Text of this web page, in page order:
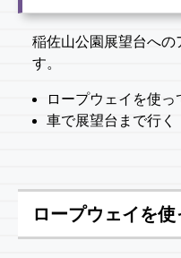
稲佐山公園展望台への
す。
ロープウェイを使っ
車で展望台まで行く
ロープウェイを